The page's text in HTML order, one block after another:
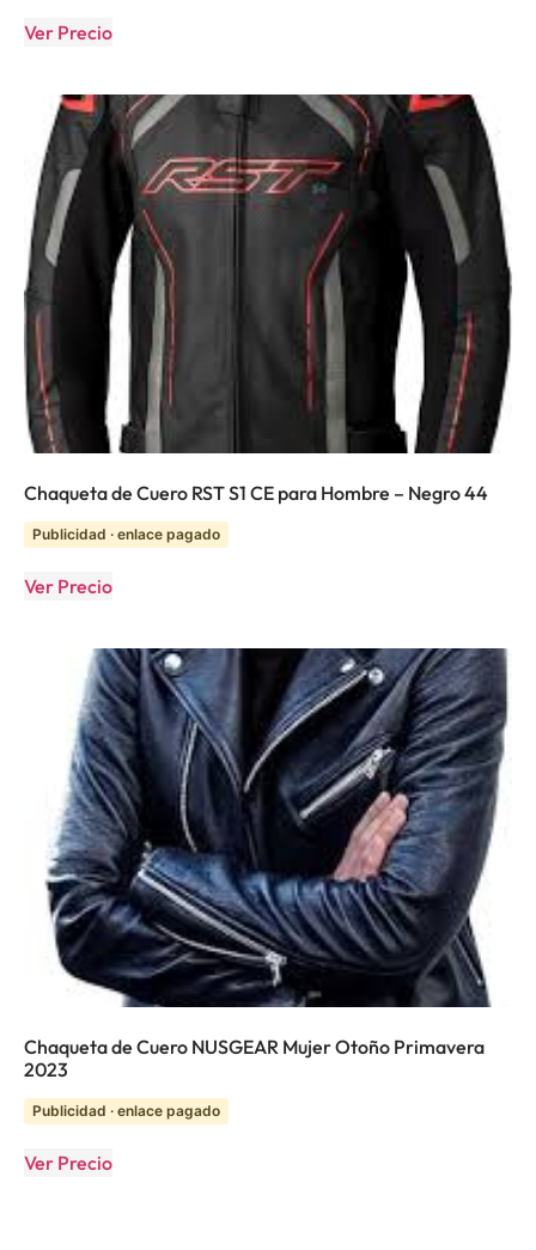
Ver Precio
Chaqueta de Cuero RST S1 CE para Hombre – Negro 44
Publicidad · enlace pagado
Ver Precio
Chaqueta de Cuero NUSGEAR Mujer Otoño Primavera
2023
Publicidad · enlace pagado
Ver Precio